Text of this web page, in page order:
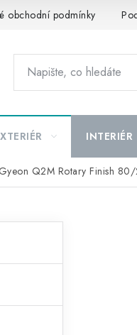
obchodní podmínky
INTERIÉR
Gyeon Q2M Rotary Finish